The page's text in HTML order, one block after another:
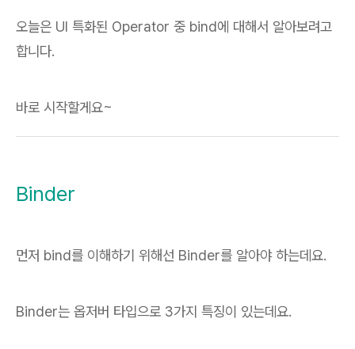
오늘은 UI 특화된 Operator 중 bind에 대해서 알아보려고
합니다.
바로 시작할게요~
Binder
먼저 bind를 이해하기 위해선 Binder를 알아야 하는데요.
Binder는 옵저버 타입으로 3가지 특징이 있는데요.